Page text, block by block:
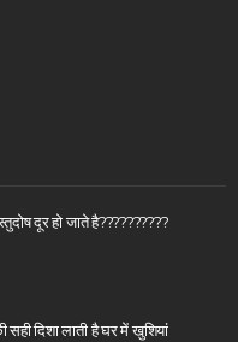
दूर हो जाते है??????????
दिशा लाती है घर में खुशियां